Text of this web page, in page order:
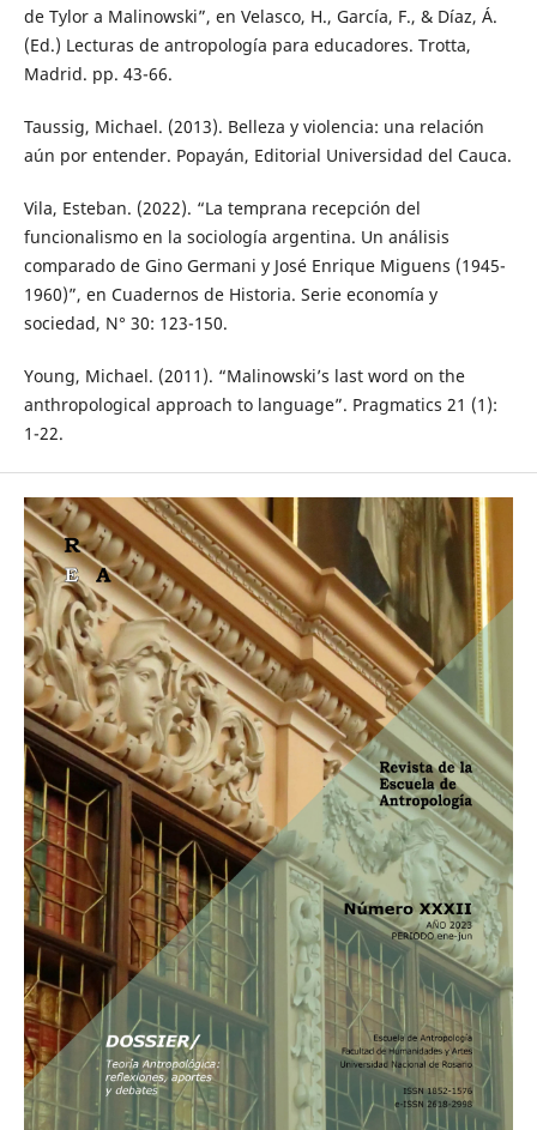
de Tylor a Malinowski”, en Velasco, H., García, F., & Díaz, Á.
(Ed.) Lecturas de antropología para educadores. Trotta,
Madrid. pp. 43-66.
Taussig, Michael. (2013). Belleza y violencia: una relación
aún por entender. Popayán, Editorial Universidad del Cauca.
Vila, Esteban. (2022). “La temprana recepción del
funcionalismo en la sociología argentina. Un análisis
comparado de Gino Germani y José Enrique Miguens (1945-
1960)”, en Cuadernos de Historia. Serie economía y
sociedad, N° 30: 123-150.
Young, Michael. (2011). “Malinowski’s last word on the
anthropological approach to language”. Pragmatics 21 (1):
1-22.